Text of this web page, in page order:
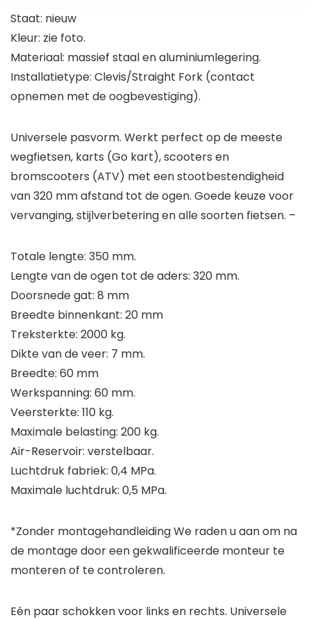
Staat: nieuw
Kleur: zie foto.
Materiaal: massief staal en aluminiumlegering.
Installatietype: Clevis/Straight Fork (contact
opnemen met de oogbevestiging).
Universele pasvorm. Werkt perfect op de meeste
wegfietsen, karts (Go kart), scooters en
bromscooters (ATV) met een stootbestendigheid
van 320 mm afstand tot de ogen. Goede keuze voor
vervanging, stijlverbetering en alle soorten fietsen. –
Totale lengte: 350 mm.
Lengte van de ogen tot de aders: 320 mm.
Doorsnede gat: 8 mm
Breedte binnenkant: 20 mm
Treksterkte: 2000 kg.
Dikte van de veer: 7 mm.
Breedte: 60 mm
Werkspanning: 60 mm.
Veersterkte: 110 kg.
Maximale belasting: 200 kg.
Air-Reservoir: verstelbaar.
Luchtdruk fabriek: 0,4 MPa.
Maximale luchtdruk: 0,5 MPa.
*Zonder montagehandleiding We raden u aan om na
de montage door een gekwalificeerde monteur te
monteren of te controleren.
Eén paar schokken voor links en rechts. Universele